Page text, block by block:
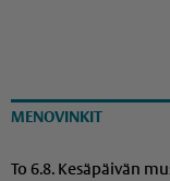
MENOVINKIT
To 6.8. Kesäpäivän